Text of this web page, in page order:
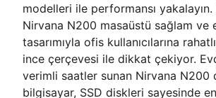
modelleri ile performansı
Nirvana N200 masaüstü sağlam ve
tasarımıyla ofis kullanıcılarına
ince çerçevesi ile dikkat çekiyor.
verimli saatler sunan Nirvana N200
bilgisayar, SSD diskleri sayesinde